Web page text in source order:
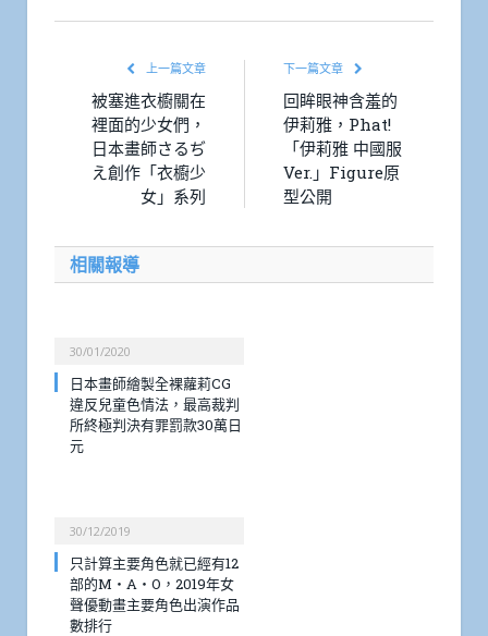
上一篇文章
被塞進衣櫥關在
裡面的少女們，
日本畫師さるぢ
え創作「衣櫥少
女」系列
下一篇文章
回眸眼神含羞的
伊莉雅，Phat!
「伊莉雅 中國服
Ver.」Figure原
型公開
相關報導
30/01/2020
日本畫師繪製全裸蘿莉CG
違反兒童色情法，最高裁判
所終極判決有罪罰款30萬日
元
30/12/2019
只計算主要角色就已經有12
部的M・A・O，2019年女
聲優動畫主要角色出演作品
數排行